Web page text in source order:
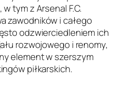
tym z Arsenal F.C.
zawodników i całego
odzwierciedleniem ich
rozwojowego i renomy,
element w szerszym
piłkarskich.